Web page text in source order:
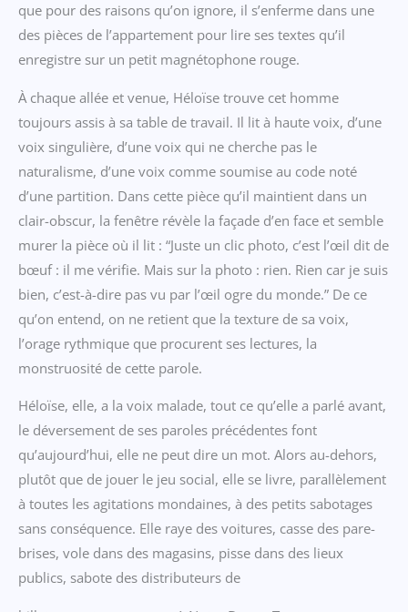
que pour des raisons qu’on ignore, il s’enferme dans une
des pièces de l’appartement pour lire ses textes qu’il
enregistre sur un petit magnétophone rouge.
À chaque allée et venue, Héloïse trouve cet homme
toujours assis à sa table de travail. Il lit à haute voix, d’une
voix singulière, d’une voix qui ne cherche pas le
naturalisme, d’une voix comme soumise au code noté
d’une partition. Dans cette pièce qu’il maintient dans un
clair-obscur, la fenêtre révèle la façade d’en face et semble
murer la pièce où il lit : “Juste un clic photo, c’est l’œil dit de
bœuf : il me vérifie. Mais sur la photo : rien. Rien car je suis
bien, c’est-à-dire pas vu par l’œil ogre du monde.” De ce
qu’on entend, on ne retient que la texture de sa voix,
l’orage rythmique que procurent ses lectures, la
monstruosité de cette parole.
Héloïse, elle, a la voix malade, tout ce qu’elle a parlé avant,
le déversement de ses paroles précédentes font
qu’aujourd’hui, elle ne peut dire un mot. Alors au-dehors,
plutôt que de jouer le jeu social, elle se livre, parallèlement
à toutes les agitations mondaines, à des petits sabotages
sans conséquence. Elle raye des voitures, casse des pare-
brises, vole dans des magasins, pisse dans des lieux
publics, sabote des distributeurs de